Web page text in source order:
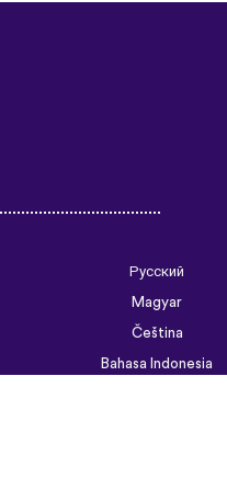
Русский
Magyar
Čeština
Bahasa Indonesia